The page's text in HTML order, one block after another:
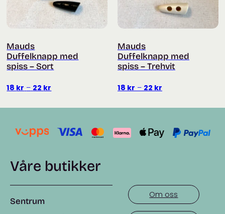
Mauds
Duffelknapp med
spiss – Sort
18 kr – 22 kr
til
Mauds
Duffelknapp med
spiss – Trehvit
18 kr – 22 kr
til
Våre butikker
Sentrum
Om oss